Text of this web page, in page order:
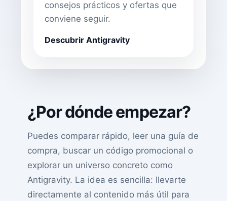
consejos prácticos y ofertas que
conviene seguir.
Descubrir Antigravity
¿Por dónde empezar?
Puedes comparar rápido, leer una guía de
compra, buscar un código promocional o
explorar un universo concreto como
Antigravity. La idea es sencilla: llevarte
directamente al contenido más útil para